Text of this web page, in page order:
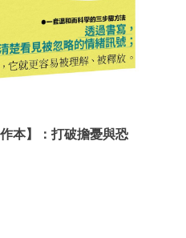
本】：打破擔憂與恐